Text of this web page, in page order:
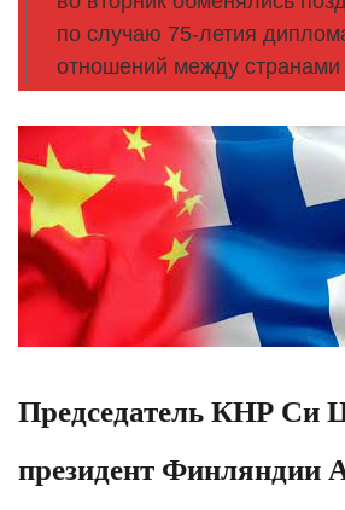
по случаю 75-летия
отношений между странами
Председатель КНР Си
президент Финляндии